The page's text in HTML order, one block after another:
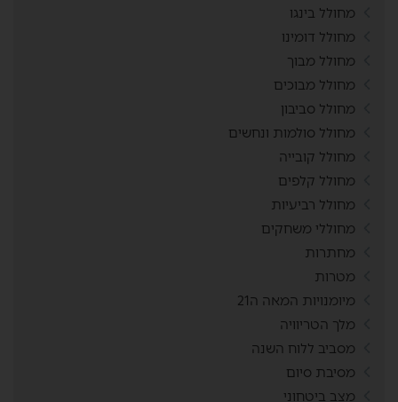
מחולל בינגו
מחולל דומינו
מחולל מבוך
מחולל מבוכים
מחולל סביבון
מחולל סולמות ונחשים
מחולל קובייה
מחולל קלפים
מחולל רביעיות
מחוללי משחקים
מחתרות
מטרות
מיומנויות המאה ה21
מלך הטריוויה
מסביב ללוח השנה
מסיבת סיום
מצב ביטחוני